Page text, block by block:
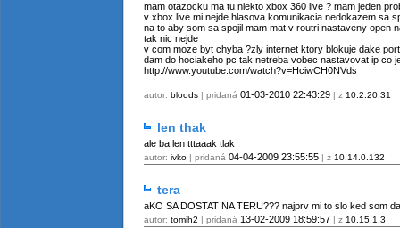
mam otazocku ma tu niekto xbox 360 live ? mam jeden
v xbox live mi nejde hlasova komunikacia nedokazem sa
na to aby som sa spojil mam mat v routri nastaveny open
tak nic nejde
v com moze byt chyba ?zly internet ktory blokuje dake
dam do hociakeho pc tak netreba vobec nastavovat ip co
http://www.youtube.com/watch?v=HciwCH0NVds
autor: bloods | pridaná 01-03-2010 22:43:29 | z 10.2.20.31
len thak
ale ba len tttaaak tlak
autor: ivko | pridaná 04-04-2009 23:55:55 | z 10.14.0.132
tera
aKO SA DOSTAT NA TERU??? najprv mi to slo ked som
autor: tomih2 | pridaná 13-02-2009 18:59:57 | z 10.15.1.3